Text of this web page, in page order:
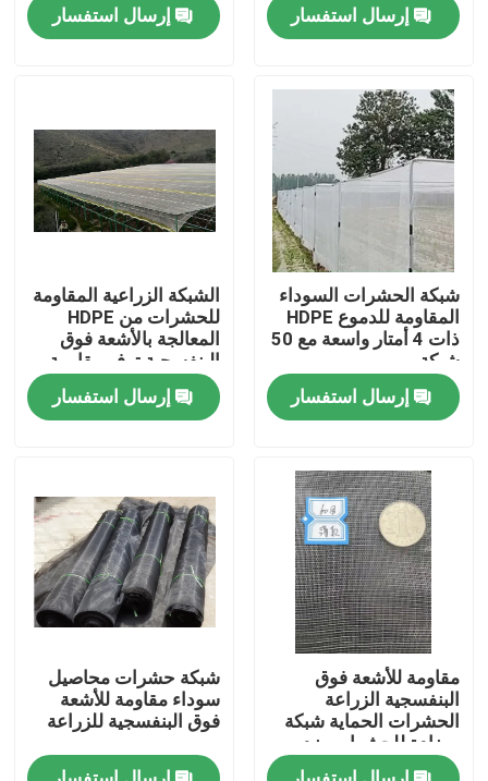
منزل
المنتجات
حول بنا
ضبط الجودة
اتصل بنا
طلب اقتباس
Russian website
الستار المغناطيسي للباب
شاشة النافذة
شبكة ظلال PE
إرسال استفسار إرسال استفسار
شبكة الحشرات السوداء
المقاومة للدموع HDPE
ذات 4 أمتار واسعة مع 50
شبكة
إرسال استفسار
الشبكة الزراعية المقاومة
للحشرات من HDPE
المعالجة بالأشعة فوق
البنفسجية توفر مقاومة
للدموع
إرسال استفسار
مقاومة للأشعة فوق
البنفسجية الزراعة
الحشرات الحماية شبكة
مضادة للحشرات ضد
الدموع مع 60 شبكة
شبكة حشرات محاصيل
سوداء مقاومة للأشعة
فوق البنفسجية للزراعة